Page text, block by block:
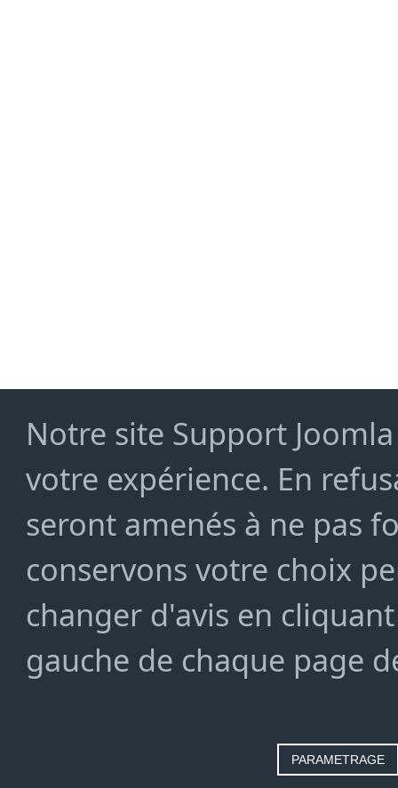
Notre site Support
votre expérience. En
seront amenés à ne pas
conservons votre choix
changer d'avis en
gauche de chaque page
PARAMETRAGE